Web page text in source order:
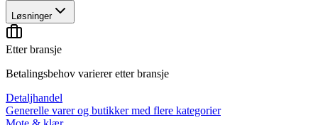
Løsninger
Etter bransje
Betalingsbehov varierer etter bransje
Detaljhandel
Generelle varer og butikker med flere kategorier